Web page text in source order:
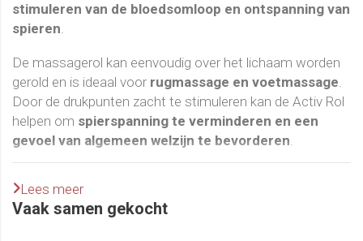
stimuleren van de bloedsomloop en ontspanning van
spieren.
De massagerol kan eenvoudig over het lichaam worden
gerold en is ideaal voor rugmassage en voetmassage.
Door de drukpunten zacht te stimuleren kan de Activ Rol
helpen om spierspanning te verminderen en een
gevoel van algemeen welzijn te bevorderen.
myofasciale oefeningen
spieren en triggerpoints te bewegen worden spieren
Lees meer
Vaak samen gekocht